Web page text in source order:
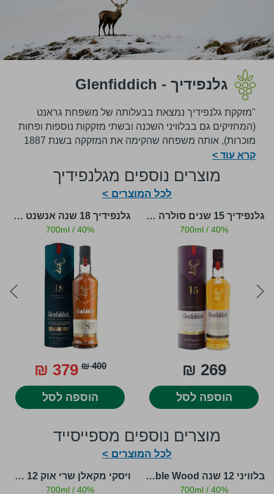
גלנפידיך - Glenfiddich
"מזקקת גלנפידיך נמצאת בבעלותה של משפחת גראנט
(המחזיקים גם בבלוויני השכנה ובשתי מזקקות נוספות ופחות
מוכרות), אותה משפחה שהקימה את המזקקה בשנת 1887
בוקבק גלנפידיך לראשונה כסינגל מאלט באופן רישמי,
המזקקה הראשונה לעשות זאת. היתה זו הצלחה גדולה, ובכך
גלנפידיך למעשה המציאה את עולם הסינגל מאלטים הנהדר.
כיום גלנפידיך הוא מותג הסינגל מאלט המוביל והנמכר ביותר
בעולם, וזאת בזכות האיכות הגבוהה, הטעם המוכר שכמעט
המפורסמים."
קרא עוד >
מוצרים נוספים מגלנפידיך
לכל המוצרים >
גלנפידיך 15 שנים סולרה רזרב
700ml / 40%
269 ₪
הוספה לסל
גלנפידיך 18 שנה אנשנט רזרב
700ml / 40%
400 ₪
379 ₪
הוספה לסל
מוצרים נוספים מספייסייד
לכל המוצרים >
בלוויני 12 שנה Double Wood
700ml / 40%
ויסקי מקאלן שרי אוק 12 שנים
700ml / 40%